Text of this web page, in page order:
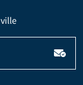
vide :